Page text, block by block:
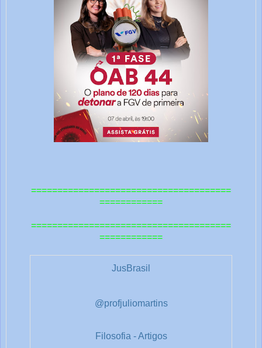
======================================
============
======================================
============
JusBrasil
@profjuliomartins
Filosofia - Artigos